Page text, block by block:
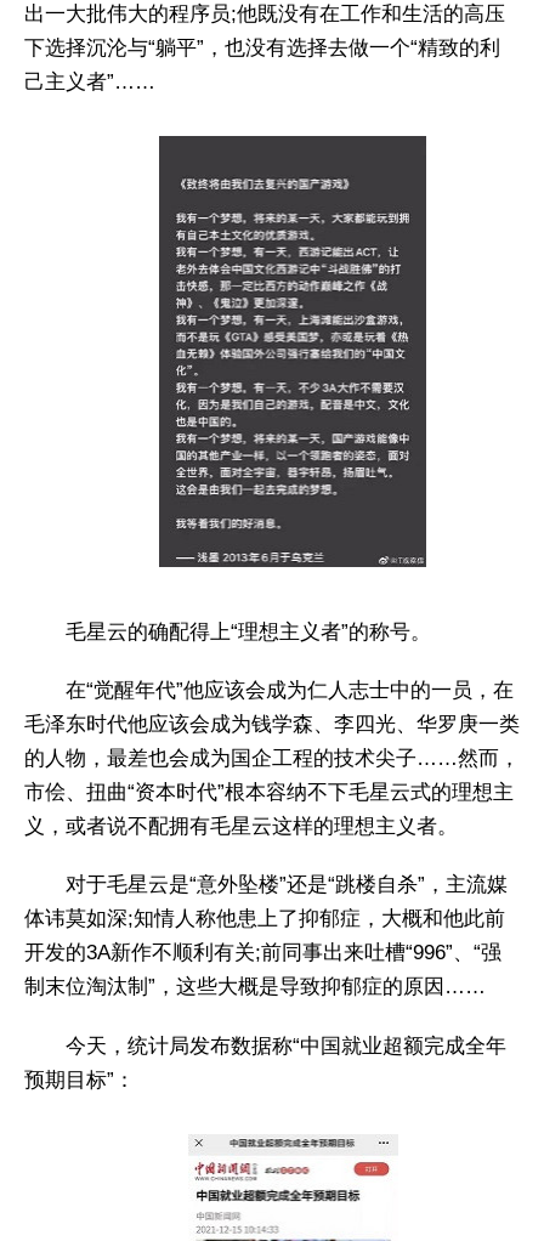
出一大批伟大的程序员;他既没有在工作和生活的高压
下选择沉沦与“躺平”，也没有选择去做一个“精致的利
己主义者”……
毛星云的确配得上“理想主义者”的称号。
在“觉醒年代”他应该会成为仁人志士中的一员，在
毛泽东时代他应该会成为钱学森、李四光、华罗庚一类
的人物，最差也会成为国企工程的技术尖子……然而，
市侩、扭曲“资本时代”根本容纳不下毛星云式的理想主
义，或者说不配拥有毛星云这样的理想主义者。
对于毛星云是“意外坠楼”还是“跳楼自杀”，主流媒
体讳莫如深;知情人称他患上了抑郁症，大概和他此前
开发的3A新作不顺利有关;前同事出来吐槽“996”、“强
制末位淘汰制”，这些大概是导致抑郁症的原因……
今天，统计局发布数据称“中国就业超额完成全年
预期目标”：